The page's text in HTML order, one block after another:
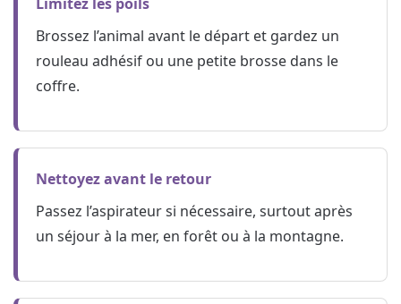
Brossez l’animal avant le départ et gardez un
rouleau adhésif ou une petite brosse dans le
coffre.
Nettoyez avant le retour
Passez l’aspirateur si nécessaire, surtout après
un séjour à la mer, en forêt ou à la montagne.